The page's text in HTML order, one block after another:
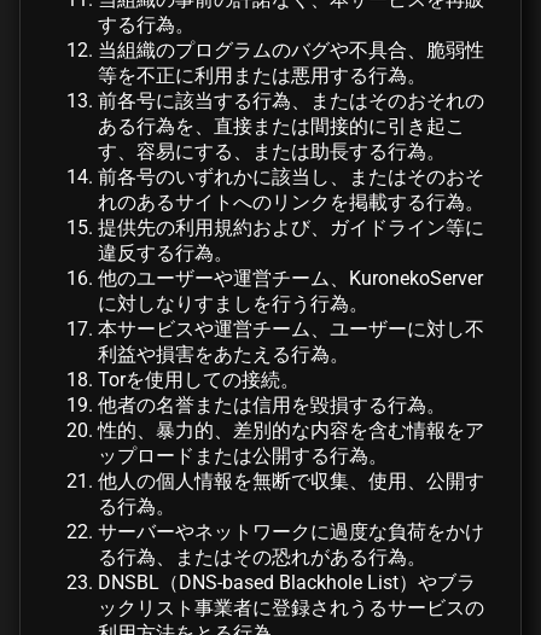
する行為。
当組織のプログラムのバグや不具合、脆弱性
等を不正に利用または悪用する行為。
前各号に該当する行為、またはそのおそれの
ある行為を、直接または間接的に引き起こ
す、容易にする、または助長する行為。
前各号のいずれかに該当し、またはそのおそ
れのあるサイトへのリンクを掲載する行為。
提供先の利用規約および、ガイドライン等に
違反する行為。
他のユーザーや運営チーム、KuronekoServer
に対しなりすましを行う行為。
本サービスや運営チーム、ユーザーに対し不
利益や損害をあたえる行為。
Torを使用しての接続。
他者の名誉または信用を毀損する行為。
性的、暴力的、差別的な内容を含む情報をア
ップロードまたは公開する行為。
他人の個人情報を無断で収集、使用、公開す
る行為。
サーバーやネットワークに過度な負荷をかけ
る行為、またはその恐れがある行為。
DNSBL（DNS-based Blackhole List）やブラ
ックリスト事業者に登録されうるサービスの